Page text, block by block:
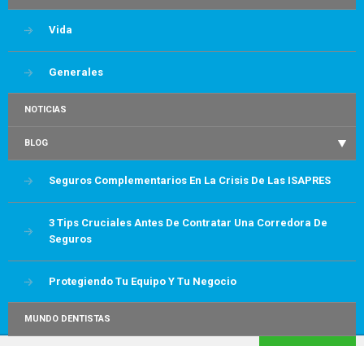
Vida
Generales
NOTICIAS
BLOG
Seguros Complementarios En La Crisis De Las ISAPRES
3 Tips Cruciales Antes De Contratar Una Corredora De
Seguros
Protegiendo Tu Equipo Y Tu Negocio
MUNDO DENTISTAS